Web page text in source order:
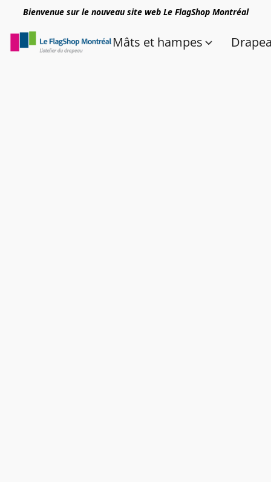
Bienvenue sur le nouveau site web Le FlagShop Montréal
Mâts et hampes